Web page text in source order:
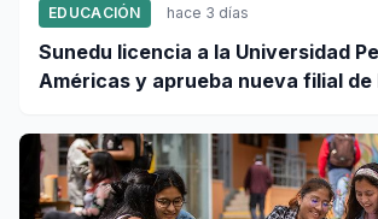
EDUCACIÓN hace 3 días
Sunedu licencia a la Universidad
Américas y aprueba nueva filial de